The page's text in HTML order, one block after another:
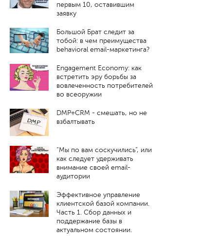
первым 10, оставившим
заявку
Большой Брат следит за
тобой: в чем преимущества
behavioral email-маркетинга?
Engagement Economy: как
встретить эру борьбы за
вовлеченность потребителей
во всеоружии
DMP+CRM - смешать, но не
взбалтывать
“Мы по вам соскучились”, или
как следует удерживать
внимание своей email-
аудитории
Эффективное управление
клиентской базой компании.
Часть 1. Cбор данных и
поддержание базы в
актуальном состоянии.